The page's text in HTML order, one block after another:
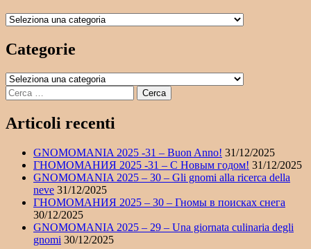
Categorie
Categorie
Categorie
Ricerca
per:
Articoli recenti
GNOMOMANIA 2025 -31 – Buon Anno! 31/12/2025
ГНОМОМАНИЯ 2025 -31 – С Новым годом! 31/12/2025
GNOMOMANIA 2025 – 30 – Gli gnomi alla ricerca della
neve 31/12/2025
ГНОМОМАНИЯ 2025 – 30 – Гномы в поисках снега
30/12/2025
GNOMOMANIA 2025 – 29 – Una giornata culinaria degli
gnomi 30/12/2025